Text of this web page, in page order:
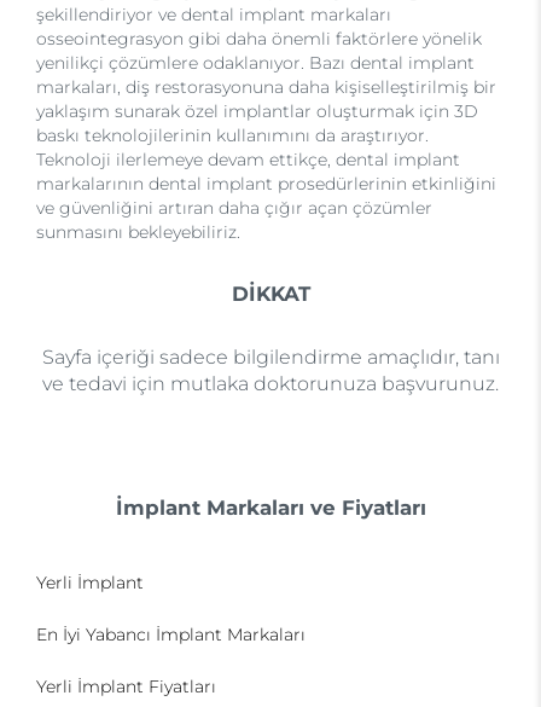
şekillendiriyor ve dental implant markaları
osseointegrasyon gibi daha önemli faktörlere yönelik
yenilikçi çözümlere odaklanıyor. Bazı dental implant
markaları, diş restorasyonuna daha kişiselleştirilmiş bir
yaklaşım sunarak özel implantlar oluşturmak için 3D
baskı teknolojilerinin kullanımını da araştırıyor.
Teknoloji ilerlemeye devam ettikçe, dental implant
markalarının dental implant prosedürlerinin etkinliğini
ve güvenliğini artıran daha çığır açan çözümler
sunmasını bekleyebiliriz.
DİKKAT
Sayfa içeriği sadece bilgilendirme amaçlıdır, tanı
ve tedavi için mutlaka doktorunuza başvurunuz.
İmplant Markaları ve Fiyatları
Yerli İmplant
En İyi Yabancı İmplant Markaları
Yerli İmplant Fiyatları